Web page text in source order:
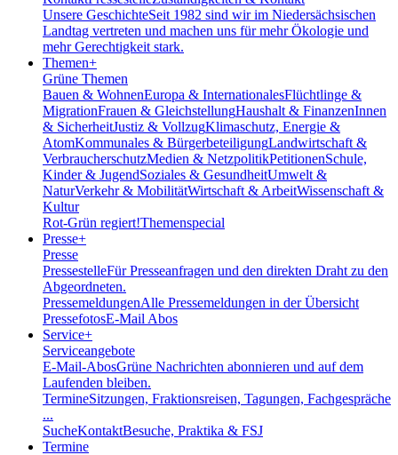
Unsere GeschichteSeit 1982 sind wir im Nieder­sächsischen
Landtag vertreten und machen uns für mehr Ökologie und
mehr Gerechtigkeit stark.
Themen+
Grüne Themen
Bauen & WohnenEuropa & InternationalesFlüchtlinge &
MigrationFrauen & GleichstellungHaushalt & FinanzenInnen
& SicherheitJustiz & VollzugKlimaschutz, Energie &
AtomKommunales & BürgerbeteiligungLandwirtschaft &
VerbraucherschutzMedien & NetzpolitikPetitionenSchule,
Kinder & JugendSoziales & GesundheitUmwelt &
NaturVerkehr & MobilitätWirtschaft & ArbeitWissenschaft &
Kultur
Rot-Grün regiert!Themenspecial
Presse+
Presse
PressestelleFür Presseanfragen und den direkten Draht zu den
Abgeordneten.
PressemeldungenAlle Pressemeldungen in der Übersicht
PressefotosE-Mail Abos
Service+
Serviceangebote
E-Mail-AbosGrüne Nachrichten abonnieren und auf dem
Laufenden bleiben.
TermineSitzungen, Fraktionsreisen, Tagungen, Fachgespräche
...
SucheKontaktBesuche, Praktika & FSJ
Termine